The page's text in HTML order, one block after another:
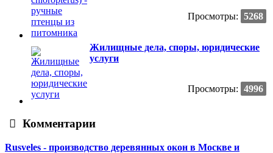
Просмотры: 5268
Жилищные дела, споры, юридические
услуги
Просмотры: 4996
Комментарии
Rusveles - производство деревянных окон в Москве и